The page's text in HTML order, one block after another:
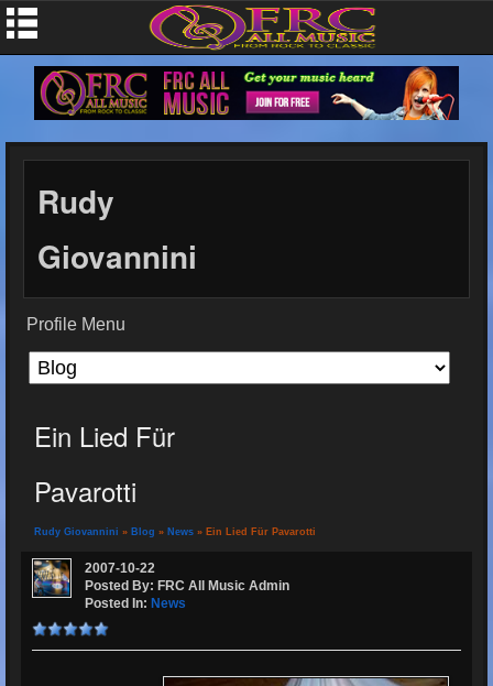
Rudy
Giovannini
Profile Menu
Ein Lied Für
Pavarotti
Rudy Giovannini » Blog » News » Ein Lied Für Pavarotti
2007-10-22
Posted By: FRC All Music Admin
Posted In: News